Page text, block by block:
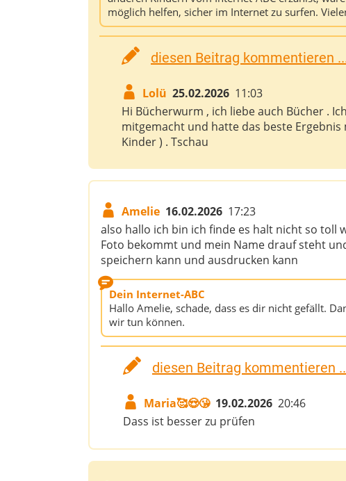
möglich helfen, sicher im Internet zu surfen.
diesen Beitrag kommentieren
Lolü 25.02.2026 11:03
Hi Bücherwurm , ich liebe auch Bücher .
mitgemacht und hatte das beste Ergebnis
Kinder ) . Tschau
Amelie 16.02.2026 17:23
also hallo ich bin ich finde es halt nicht so toll
Foto bekommt und mein Name drauf steht
speichern kann und ausdrucken kann
Dein Internet-ABC
Hallo Amelie, schade, dass es dir nicht gefällt.
wir tun können.
diesen Beitrag kommentieren
Maria🥰😍😘 19.02.2026 20:46
Dass ist besser zu prüfen